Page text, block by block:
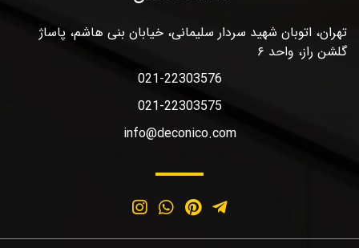
تهران، اتوبان شهید سردار سلیمانی، خیابان بنی هاشم، پاساژ
گلشن راز، واحد ۶
021-22303576
021-22303575
info@deconico.com